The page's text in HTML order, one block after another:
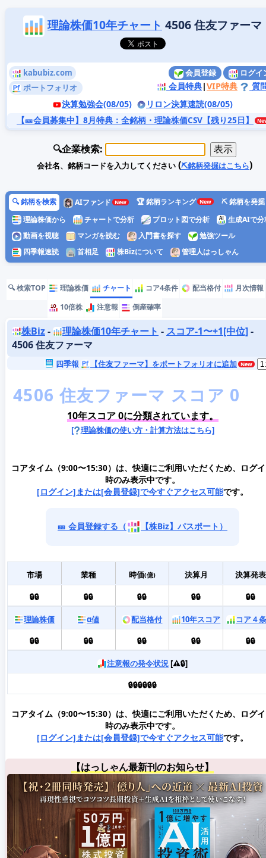
理論株価10年チャート 4506 住友ファーマ
kabubiz.com
ポートフォリオ
会員登録 ログイ
会員特典|VIP特典
質
決算勉強会(08/05)
リロン決算速読(08/05)
【🎫会員募集中】8月特典 ：全銘柄・理論株価CSV【残り25日】
🔍企業検索:
会社名、銘柄コードを入力してください(⛏️銘柄発掘はこちら)
🔍 銘柄を検索 AIファンド 🏆 銘柄ランキング
⛏️ 銘柄を発掘
理論株価から
チャートで分析 プロット図で分析
生成AIで分
動画を視聴
マンガを読む 入門書を探す
勉強ツール
四季報速読
首相足 株Bizについて 管理人はっしゃん
🔍 検索TOP 理論株価 チャート コア4条件 配当格付
月次情報
10倍株
注意報 倒産確率
株Biz- 理論株価10年チャート - スコア-1〜+1[中位]-
4506 住友ファーマ
四季報 【住友ファーマ】をポートフォリオに追加
10年スコア 0に分類されています。
[ 理論株価の使い方・計算方法はこちら]
コアタイム（9:00〜15:30）は、快適にご利用いただくため、ログ
時のみ表示中です。
[ログイン]または[会員登録]で今すぐアクセス可能です。
🎫 会員登録する（ 【株Biz】パスポート）
市場 業種 時価(億) 決算月 決算発表
🔒🔒 🔒🔒 🔒🔒 🔒🔒 🔒🔒
理論株価 α値 配当格付 10年スコア
コア４
🔒🔒
🔒🔒 🔒🔒 🔒🔒 🔒🔒
注意報の発令状況[⚠️🔒]
🔒🔒🔒🔒🔒🔒
コアタイム（9:00〜15:30）は、快適にご利用いただくため、ログ
時のみ表示中です。
[ログイン]または[会員登録]で今すぐアクセス可能です。
【はっしゃん最新刊のお知らせ】